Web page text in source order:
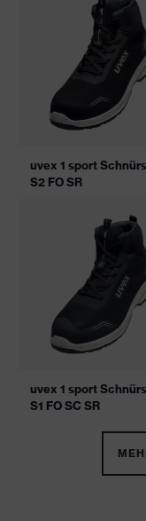
uvex 1 sport
S2 FO SR
uvex 1 sport
S1 FO SC SR